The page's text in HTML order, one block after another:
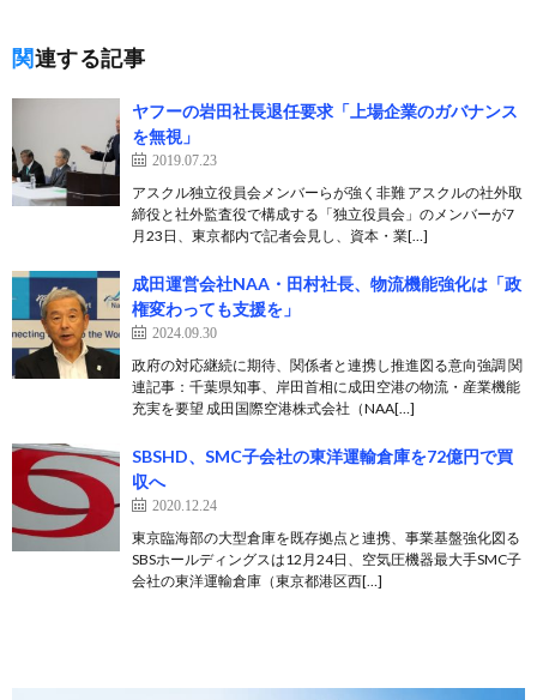
関連する記事
ヤフーの岩田社長退任要求「上場企業のガバナンス
を無視」
2019.07.23
アスクル独立役員会メンバーらが強く非難 アスクルの社外取
締役と社外監査役で構成する「独立役員会」のメンバーが7
月23日、東京都内で記者会見し、資本・業[…]
成田運営会社NAA・田村社長、物流機能強化は「政
権変わっても支援を」
2024.09.30
政府の対応継続に期待、関係者と連携し推進図る意向強調 関
連記事：千葉県知事、岸田首相に成田空港の物流・産業機能
充実を要望 成田国際空港株式会社（NAA[…]
SBSHD、SMC子会社の東洋運輸倉庫を72億円で買
収へ
2020.12.24
東京臨海部の大型倉庫を既存拠点と連携、事業基盤強化図る
SBSホールディングスは12月24日、空気圧機器最大手SMC子
会社の東洋運輸倉庫（東京都港区西[…]